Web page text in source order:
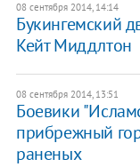
08 сентября 2014, 14:14
Букингемский
Кейт Миддлтон
08 сентября 2014, 13:51
Боевики
прибрежный
раненых